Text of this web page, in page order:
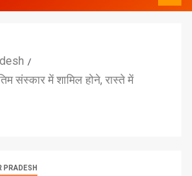
संस्कार में शामिल होने, रास्ते में
PRADESH